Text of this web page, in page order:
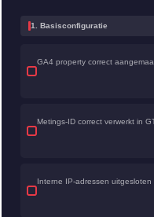
1. Basisconfiguratie
GA4 property correct
Metings-ID correct verwerkt in
Interne IP-adressen uitgesloten